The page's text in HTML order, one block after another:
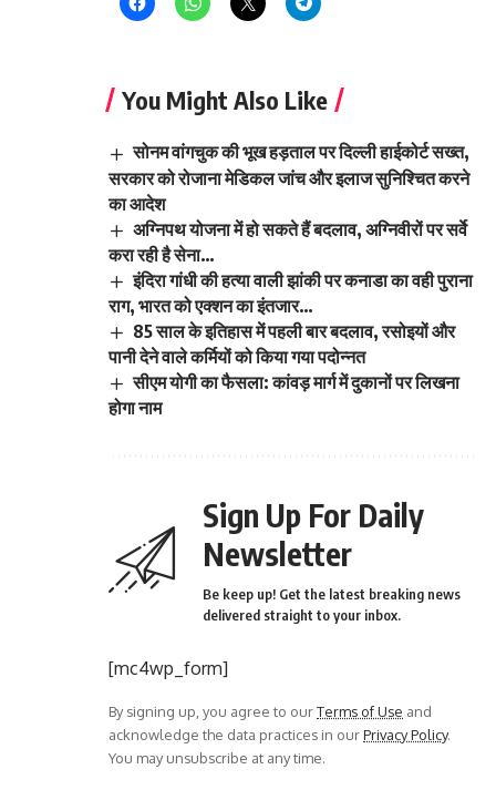
You Might Also Like
सोनम वांगचुक की भूख हड़ताल पर दिल्ली हाईकोर्ट सख्त,
सरकार को रोजाना मेडिकल जांच और इलाज सुनिश्चित करने
का आदेश
अग्निपथ योजना में हो सकते हैं बदलाव, अग्निवीरों पर सर्वे
करा रही है सेना…
इंदिरा गांधी की हत्या वाली झांकी पर कनाडा का वही पुराना
राग, भारत को एक्शन का इंतजार…
85 साल के इतिहास में पहली बार बदलाव, रसोइयों और
पानी देने वाले कर्मियों को किया गया पदोन्नत
सीएम योगी का फैसला: कांवड़ मार्ग में दुकानों पर लिखना
होगा नाम
Sign Up For Daily
Newsletter
Be keep up! Get the latest breaking news
delivered straight to your inbox.
[mc4wp_form]
By signing up, you agree to ourTerms of Use and
acknowledge the data practices in ourPrivacy Policy.
You may unsubscribe at any time.